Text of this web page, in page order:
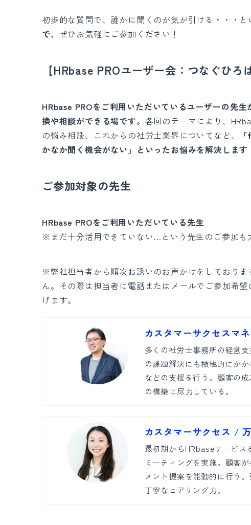
初歩的な質問で、誰かに聞くのが気が引ける・・・
で、 ぜひお気軽にご参加ください！
【​​HRbase PROユーザー会：つなぐひろ
HRbase PROをご利用いただいているユーザーの先
換や相談ができる場です。 各回のテーマにより、
の悩み相談、これからの社労士業界についてなど、
かなか聞く機会がない」といったお悩みを解決します
ご参加対象の先生
HRbase PROをご利用いただいている先生
※まだ十分活用できていない…という先生のご参加も
※弊社担当者から順次お誘いのお声かけをしており
ん。その際は担当者に電話またはメールでご参加希
げます。
カスタマーサクセスマ
多くの社労士事務所の経営
の課題解決にも積極的にか
などの支援を行う。顧客の
の構築に尽力している。
カスタマーサクセス /
最初期からHRbaseサービス
ミーティングを実施。顧客
メント提案を能動的に行う
丁寧なヒアリング力。